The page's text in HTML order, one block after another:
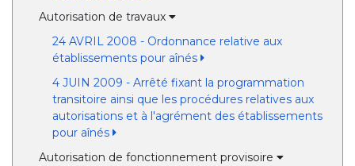
Autorisation de travaux
24 AVRIL 2008 - Ordonnance relative aux
établissements pour aînés
4 JUIN 2009 - Arrêté fixant la programmation
transitoire ainsi que les procédures relatives aux
autorisations et à l'agrément des établissements
pour aînés
Autorisation de fonctionnement provisoire